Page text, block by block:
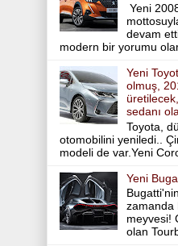
Yeni
devam
modern bir yorumu
Yeni
olmuş,
sedanı
Toyota,
otomobilini yeniledi..
modeli de var.Yeni
Yeni
zamanda
meyvesi!
olan